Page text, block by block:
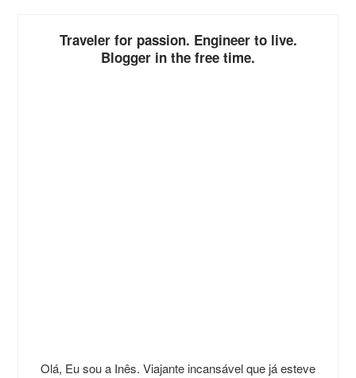
Traveler for passion. Engineer to live.
Blogger in the free time.
Olá, Eu sou a Inês. Viajante incansável que já esteve